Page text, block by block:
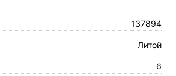
137894
Литой
6